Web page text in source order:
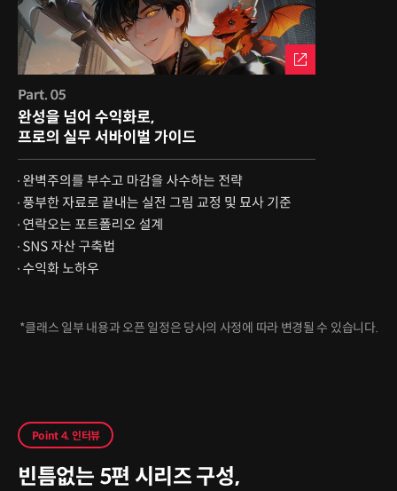
*클래스 일부 내용과 오픈 일정은 당사의 사정에 따라 변경될 수 있습니다.
Point 4. 인터뷰
빈틈없는 5편 시리즈 구성,